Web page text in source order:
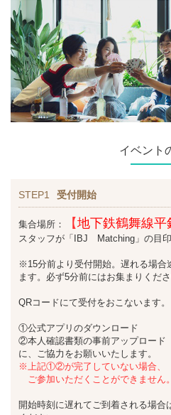
イベント
STEP1 受付開始
集合場所： 【地下鉄鶴舞線
スタッフが「IBJ Matching」の目
※15分前より受付開始。遅れる場合
ます。必ず5分前にはお集まりくださ
QRコードにて受付をおこないます。
①公式アプリのダウンロード
②本人確認書類の事前アップロード
に、ご協力をお願いいたします。
※上記①②が完了していない場合、
ご参加いただくことができません。
開始時刻に遅れてご到着される場合